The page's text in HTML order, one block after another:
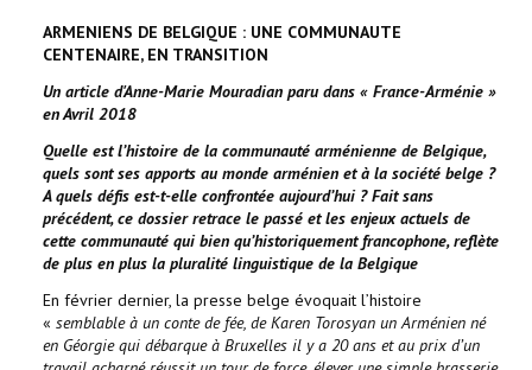
CONTACT
ARMENIENS DE BELGIQUE : UNE COMMUNAUTE
CENTENAIRE, EN TRANSITION
Un article d'Anne-Marie Mouradian paru dans « France-Arménie »
en Avril 2018
Quelle est l’histoire de la communauté arménienne de Belgique,
quels sont ses apports au monde arménien et à la société belge ?
A quels défis est-t-elle confrontée aujourd’hui ? Fait sans
précédent, ce dossier retrace le passé et les enjeux actuels de
cette communauté qui bien qu’historiquement francophone, reflète
de plus en plus la pluralité linguistique de la Belgique
En février dernier, la presse belge évoquait l’histoire
« semblable à un conte de fée, de Karen Torosyan un Arménien né
en Géorgie qui débarque à Bruxelles il y a 20 ans et au prix d’un